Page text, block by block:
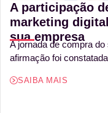
A participação
marketing
sua empresa
A jornada de compra
afirmação foi
SAIBA MAIS